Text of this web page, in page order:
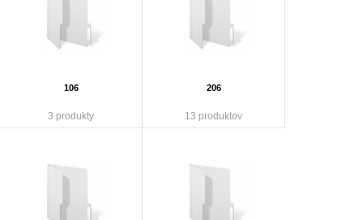
106
3 produkty
206
13 produktov